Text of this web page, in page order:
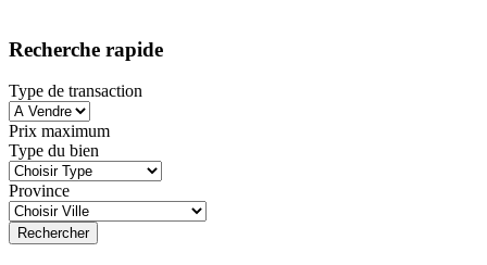
Recherche rapide
Type de transaction
Prix maximum
Type du bien
Province